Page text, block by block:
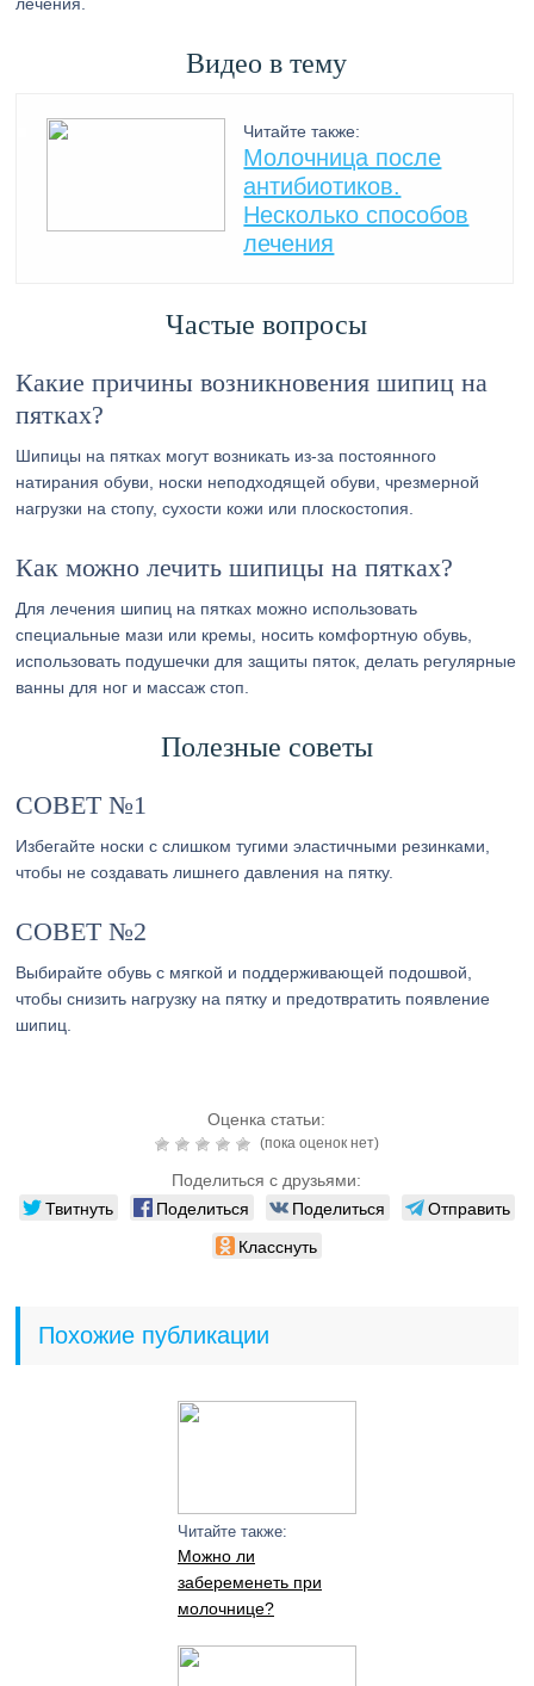
Видео в тему
Читайте также:
Молочница после
антибиотиков.
Несколько способов
лечения
Частые вопросы
Какие причины возникновения шипиц на
пятках?
Шипицы на пятках могут возникать из-за постоянного
натирания обуви, носки неподходящей обуви, чрезмерной
нагрузки на стопу, сухости кожи или плоскостопия.
Как можно лечить шипицы на пятках?
Для лечения шипиц на пятках можно использовать
специальные мази или кремы, носить комфортную обувь,
использовать подушечки для защиты пяток, делать регулярные
ванны для ног и массаж стоп.
Полезные советы
СОВЕТ №1
Избегайте носки с слишком тугими эластичными резинками,
чтобы не создавать лишнего давления на пятку.
СОВЕТ №2
Выбирайте обувь с мягкой и поддерживающей подошвой,
чтобы снизить нагрузку на пятку и предотвратить появление
шипиц.
Оценка статьи:
(пока оценок нет)
Поделиться с друзьями:
Твитнуть Поделиться Поделиться
Отправить
Класснуть
Похожие публикации
Читайте также:
Можно ли
забеременеть при
молочнице?